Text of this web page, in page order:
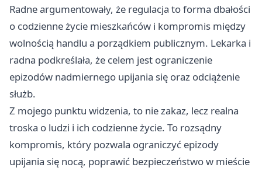
Radne argumentowały, że regulacja to forma dbałości
o codzienne życie mieszkańców i kompromis między
wolnością handlu a porządkiem publicznym. Lekarka i
radna podkreślała, że celem jest ograniczenie
epizodów nadmiernego upijania się oraz odciążenie
służb.
Z mojego punktu widzenia, to nie zakaz, lecz realna
troska o ludzi i ich codzienne życie. To rozsądny
kompromis, który pozwala ograniczyć epizody
upijania się nocą, poprawić bezpieczeństwo w mieście